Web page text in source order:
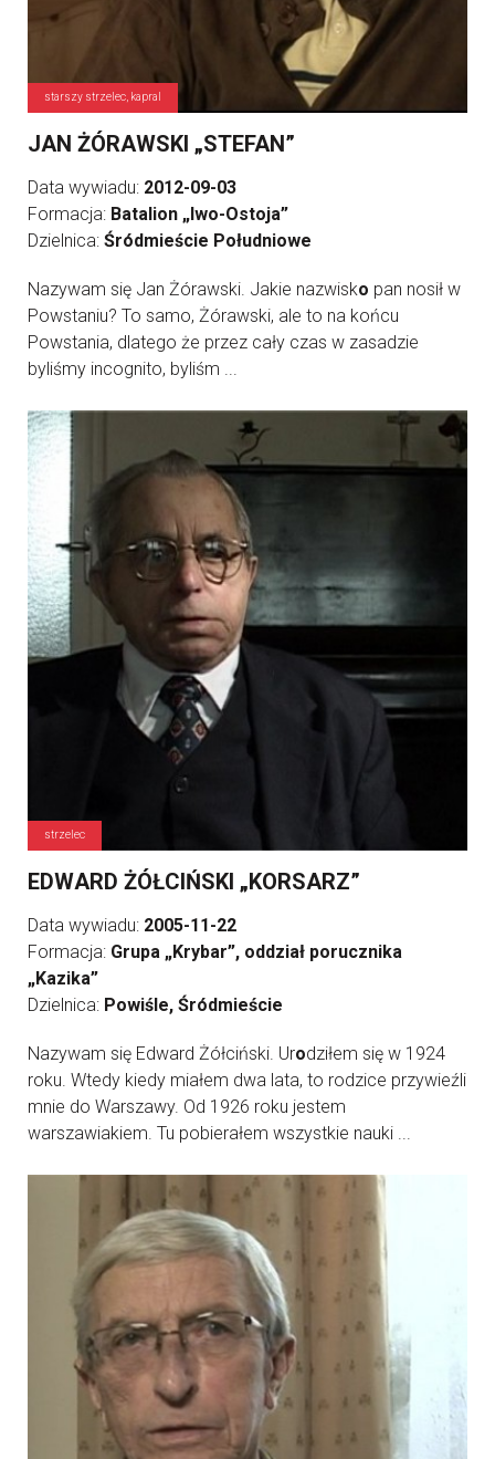
starszy strzelec, kapral
JAN ŻÓRAWSKI „STEFAN”
Data wywiadu: 2012-09-03
Formacja: Batalion „Iwo-Ostoja”
Dzielnica: Śródmieście Południowe
Nazywam się Jan Żórawski. Jakie nazwisko pan nosił w
Powstaniu? To samo, Żórawski, ale to na końcu
Powstania, dlatego że przez cały czas w zasadzie
byliśmy incognito, byliśm ...
strzelec
EDWARD ŻÓŁCIŃSKI „KORSARZ”
Data wywiadu: 2005-11-22
Formacja: Grupa „Krybar”, oddział porucznika
„Kazika”
Dzielnica: Powiśle, Śródmieście
Nazywam się Edward Żółciński. Urodziłem się w 1924
roku. Wtedy kiedy miałem dwa lata, to rodzice przywieźli
mnie do Warszawy. Od 1926 roku jestem
warszawiakiem. Tu pobierałem wszystkie nauki ...